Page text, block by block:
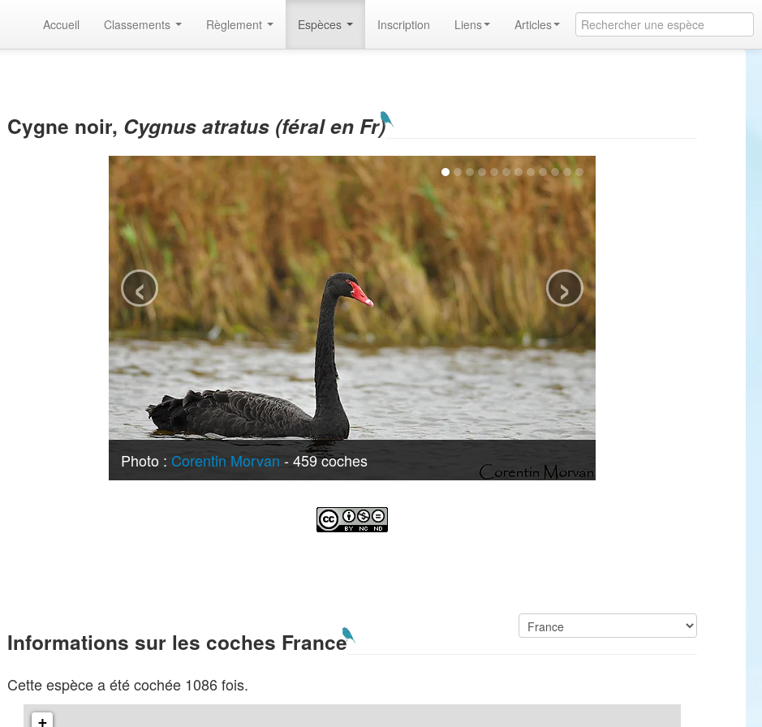
Accueil Classements Règlement Espèces Inscription Liens Articles
Cygne noir, Cygnus atratus (féral en Fr)
Photo : Corentin Morvan - 459 coches
‹ ›
Informations sur les coches France
Cette espèce a été cochée 1086 fois.
+